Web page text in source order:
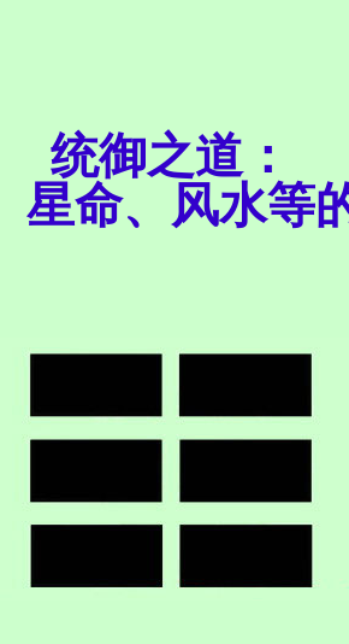
统御之道：
星命、风水等